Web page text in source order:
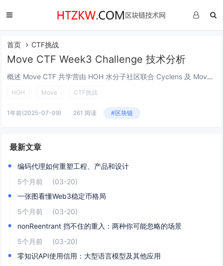
首页 CTF挑战
Move CTF Week3 Challenge 技术分析
概述 Move CTF 共学营由 HOH 水分子社区联合 Cyclens 及 Movebit 共同推出。本期共学将于25年6月中旬正式开始，通过4周线上视频录播课程、有奖Task任务以及CTF挑战赛等多种方式，帮助大家快速了解 Web3...
HOH Move CTF挑战
1年前(2025-07-09) 261 阅读 #区块链
最新文章
编码代理如何重塑工程、产品和设计
5个月前
(03-20)
一张图看懂Web3稳定币格局
5个月前
(03-20)
nonReentrant 挡不住的重入：两种你可能忽略的场景
5个月前
(03-20)
零知识API使用信用：大型语言模型及其他应用